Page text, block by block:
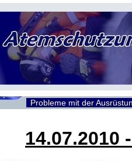
Probleme mit der